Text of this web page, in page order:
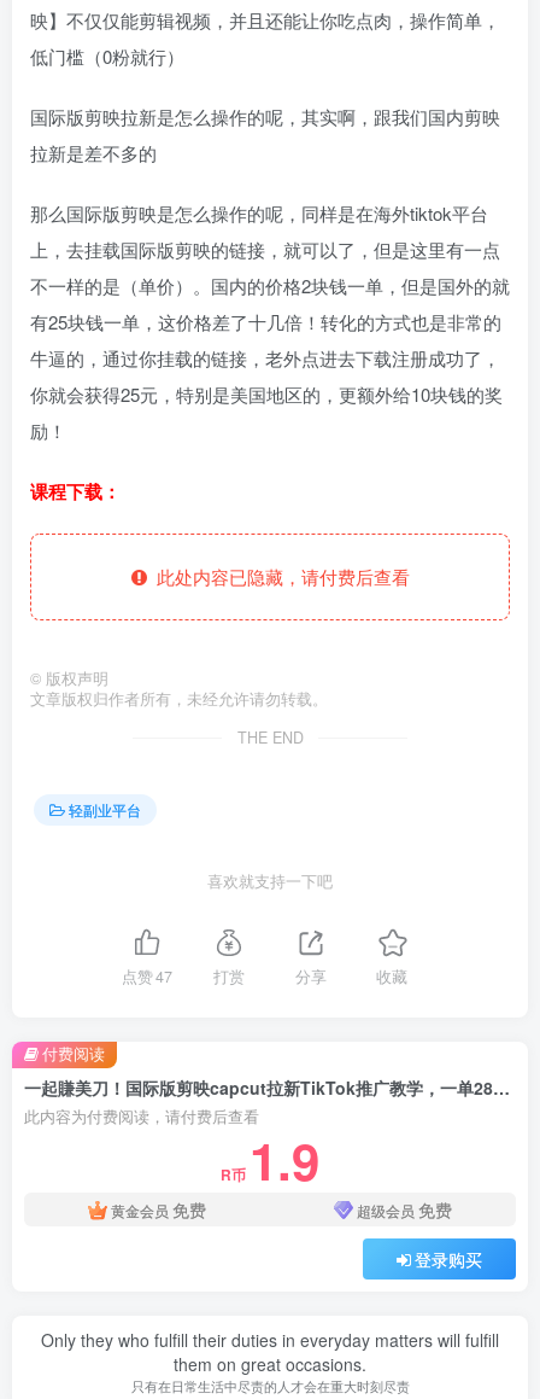
映】不仅仅能剪辑视频，并且还能让你吃点肉，操作简单，
低门槛（0粉就行）
国际版剪映拉新是怎么操作的呢，其实啊，跟我们国内剪映
拉新是差不多的
那么国际版剪映是怎么操作的呢，同样是在海外tiktok平台
上，去挂载国际版剪映的链接，就可以了，但是这里有一点
不一样的是（单价）。国内的价格2块钱一单，但是国外的就
有25块钱一单，这价格差了十几倍！转化的方式也是非常的
牛逼的，通过你挂载的链接，老外点进去下载注册成功了，
你就会获得25元，特别是美国地区的，更额外给10块钱的奖
励！
课程下载：
此处内容已隐藏，请付费后查看
© 版权声明
文章版权归作者所有，未经允许请勿转载。
THE END
轻副业平台
喜欢就支持一下吧
点赞47 打赏 分享 收藏
一起賺美刀！国际版剪映capcut拉新TikTok推广教学，一单28米，0粉丝即可操作(附推广入口和教学)
此内容为付费阅读，请付费后查看
R币 1.9
黄金会员 免费 超级会员 免费
登录购买
付费阅读
Only they who fulfill their duties in everyday matters will fulfill
them on great occasions.
只有在日常生活中尽责的人才会在重大时刻尽责